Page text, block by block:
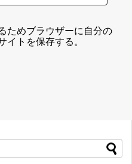
ためブラウザーに自分の
イトを保存する。